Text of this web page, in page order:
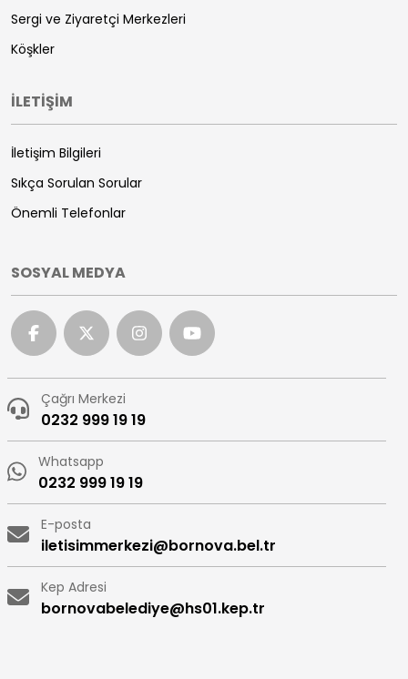
Sergi ve Ziyaretçi Merkezleri
Köşkler
İLETİŞİM
İletişim Bilgileri
Sıkça Sorulan Sorular
Önemli Telefonlar
SOSYAL MEDYA
Çağrı Merkezi
0232 999 19 19
Whatsapp
0232 999 19 19
E-posta
iletisimmerkezi@bornova.bel.tr
Kep Adresi
bornovabelediye@hs01.kep.tr